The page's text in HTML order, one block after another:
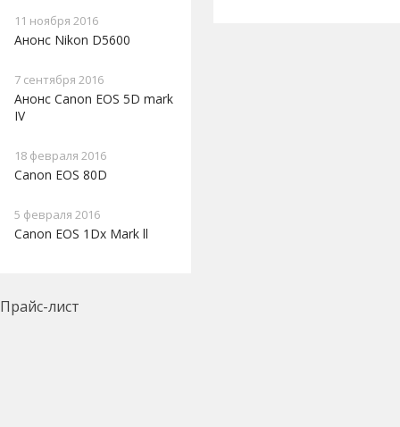
11 ноября 2016
Анонс Nikon D5600
7 сентября 2016
Анонс Canon EOS 5D mark
IV
18 февраля 2016
Canon EOS 80D
5 февраля 2016
Canon EOS 1Dx Mark ll
Прайс-лист